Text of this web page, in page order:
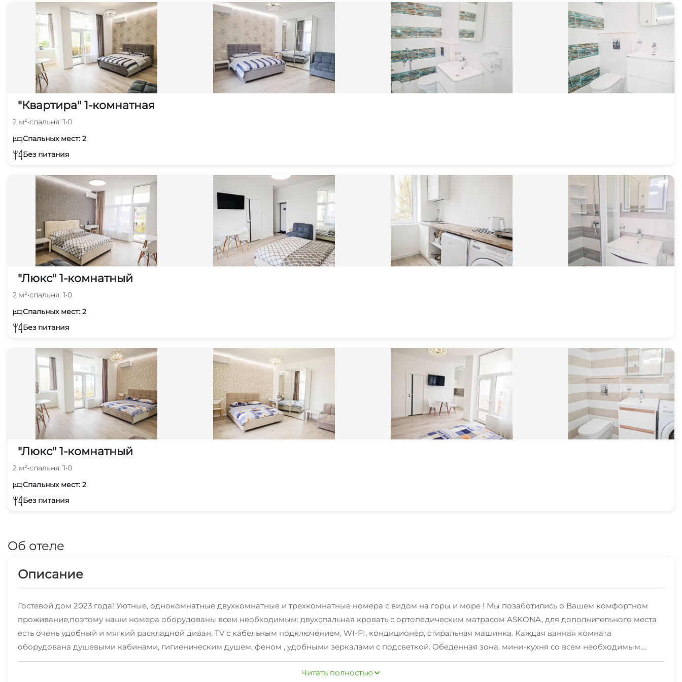
"Квартира" 1-комнатная
2 м²•спальня: 1•0
Спальных мест: 2
Без питания
"Люкс" 1-комнатный
2 м²•спальня: 1•0
Спальных мест: 2
Без питания
"Люкс" 1-комнатный
2 м²•спальня: 1•0
Спальных мест: 2
Без питания
Об отеле
Описание
Гостевой дом 2023 года! Уютные, однокомнатные двухкомнатные и трехкомнатные номера с видом на горы и море ! Мы позаботились о Вашем комфортном
проживание,поэтому наши номера оборудованы всем необходимым: двухспальная кровать с ортопедическим матрасом ASKONA, для дополнительного места
есть очень удобный и мягкий раскладной диван, TV с кабельным подключением, WI-FI, кондиционер, стиральная машинка. Каждая ванная комната
оборудована душевыми кабинами, гигиеническим душем, феном , удобными зеркалами с подсветкой. Обеденная зона, мини-кухня со всем необходимым.
Наши балконы не оставят Вас равнодушными: свежий воздух, невероятный открывающий вид на море и горы, пение птиц. Крыша здания - наша визитная
карточка, по вечерам здесь можно наблюдать за всей Ялтой, усыпанной ночным освещением. На территории апартаментов для Вас есть бесплатный бассейн с
Читать полностью